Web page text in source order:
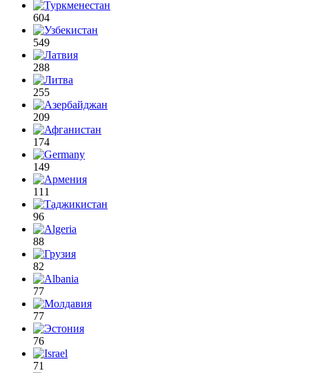
604
549
288
255
209
174
149
111
96
88
82
77
77
76
71